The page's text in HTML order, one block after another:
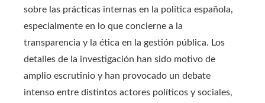
sobre las prácticas internas en la política española,
especialmente en lo que concierne a la
transparencia y la ética en la gestión pública. Los
detalles de la investigación han sido motivo de
amplio escrutinio y han provocado un debate
intenso entre distintos actores políticos y sociales,